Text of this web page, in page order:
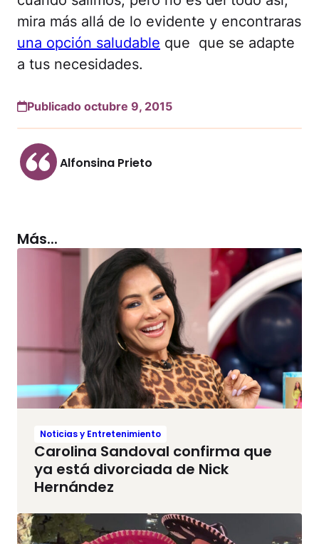
mira más allá de lo evidente y encontraras
una opción saludable que que se adapte
a tus necesidades.
Publicado octubre 9, 2015
Alfonsina Prieto
Más...
Noticias y Entretenimiento
Carolina Sandoval confirma que
ya está divorciada de Nick
Hernández